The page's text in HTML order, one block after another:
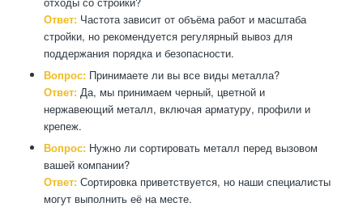
Ответ:Частота зависит от объёма работ и масштаба
стройки, но рекомендуется регулярный вывоз для
поддержания порядка и безопасности.
Вопрос:Принимаете ли вы все виды металла?
Ответ:Да, мы принимаем черный, цветной и
нержавеющий металл, включая арматуру, профили и
крепеж.
Вопрос:Нужно ли сортировать металл перед вызовом
вашей компании?
Ответ:Сортировка приветствуется, но наши специалисты
могут выполнить её на месте.